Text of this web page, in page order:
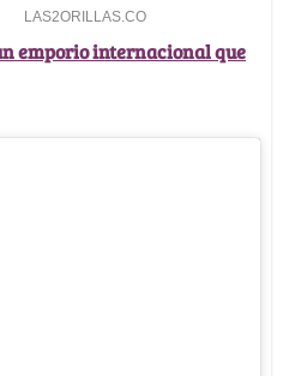
emporio internacional que